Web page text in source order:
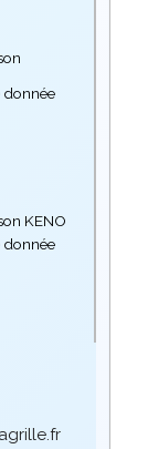
donnée
KENO
donnée